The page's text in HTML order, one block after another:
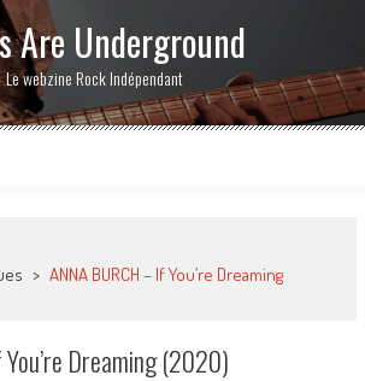
Are Underground
Le webzine Rock Indépendant
> ANNA BURCH – If You’re Dreaming
Dreaming (2020)